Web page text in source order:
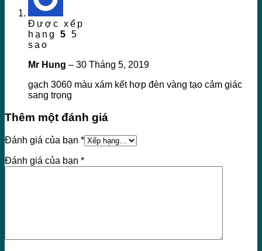
Được xếp
hạng 5 5
sao
Mr Hung – 30 Tháng 5, 2019
gạch 3060 màu xám kết hơp đèn vàng tạo cảm giác
sang trọng
Thêm một đánh giá
Đánh giá của bạn *
Đánh giá của bạn *